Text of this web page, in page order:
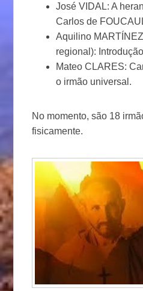
José VIDAL: A
Carlos de
Aquilino
regional):
Mateo CLARES:
o irmão universal.
No momento, são 18
fisicamente.